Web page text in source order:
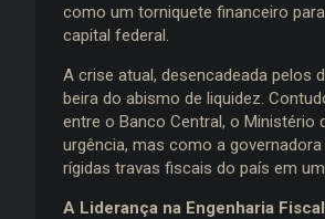
como um torniquete financeiro
capital federal.
A crise atual, desencadeada pelos
beira do abismo de liquidez.
entre o Banco Central, o Ministério
urgência, mas como a
rígidas travas fiscais do país em
A Liderança na Engenharia